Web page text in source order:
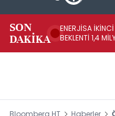
SON
DAKİKA
ENERJİSA İKİNCİ
BEKLENTİ 1,4
Bloomberg HT Haberler